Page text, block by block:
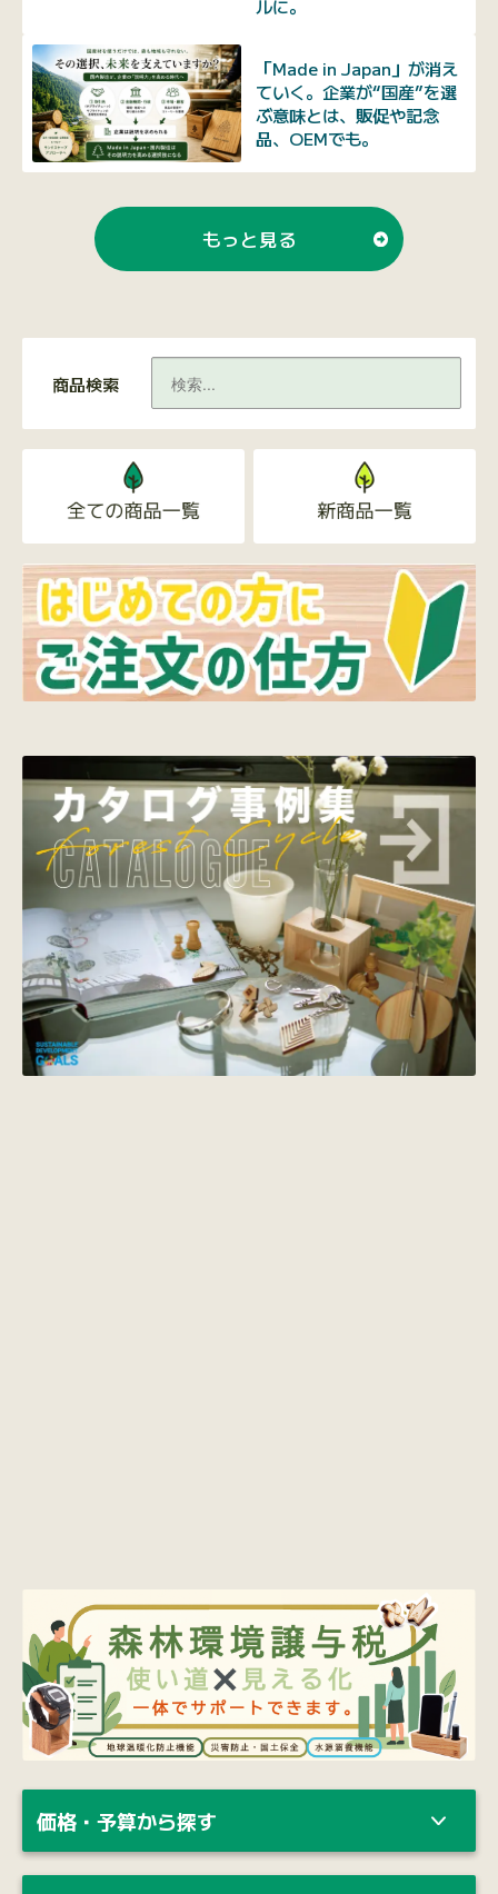
ルに。
「Made in Japan」が消え
ていく。企業が“国産”を選
ぶ意味とは、販促や記念
品、OEMでも。
もっと見る
商品検索
商品カテゴリー
納期・ロット・カスタマイズのご相談、
ご不明点など
お気軽にご相談ください。